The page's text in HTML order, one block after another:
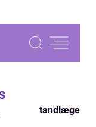
tandlæge